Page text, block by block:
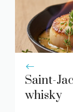
Saint-
whisky